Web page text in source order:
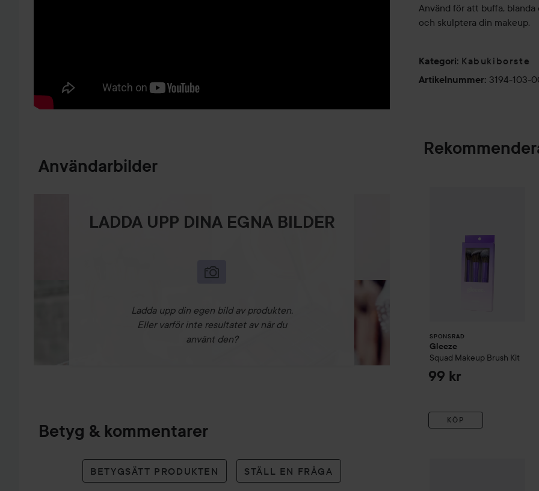
Användarbilder
LADDA UPP DINA EGNA BILDER
Ladda upp din egen bild av produkten.
Eller varför inte resultatet av när du
använt den?
Betyg & kommentarer
BETYGSÄTT PRODUKTEN STÄLL EN FRÅGA
Använd för att buffa,
och skulptera din makeup.
Kategori: Kabukiborste
Artikelnummer: 3194-103-
SPONSRAD
Gleeze
Squad Makeup Brush Kit
99 kr
KÖP